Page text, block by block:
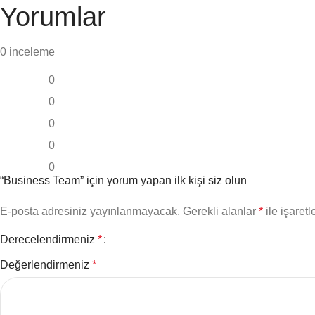
Yorumlar
0 inceleme
0
0
0
0
0
“Business Team” için yorum yapan ilk kişi siz olun
E-posta adresiniz yayınlanmayacak. Gerekli alanlar * ile
Derecelendirmeniz *
Değerlendirmeniz *